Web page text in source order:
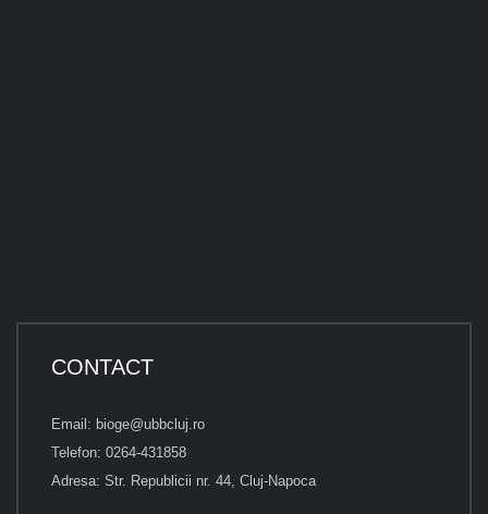
CONTACT
Email: bioge@ubbcluj.ro
Telefon: 0264-431858
Adresa: Str. Republicii nr. 44, Cluj-Napoca